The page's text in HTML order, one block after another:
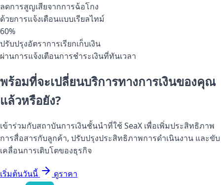
ลดการสูญเสียจากการฉ้อโกง
ด้วยการแจ้งเตือนแบบเรียลไทม์
60%
ปรับปรุงอัตราการเรียกเก็บเงิน
ผ่านการแจ้งเตือนการชำระเงินที่ทันเวลา
พร้อมที่จะเปลี่ยนบริการทางการเงินของคุณ
แล้วหรือยัง?
เข้าร่วมกับสถาบันการเงินชั้นนำที่ใช้ SeaX เพื่อเพิ่มประสิทธิภาพ
การสื่อสารกับลูกค้า, ปรับปรุงประสิทธิภาพการดำเนินงาน และขับ
เคลื่อนการเติบโตของธุรกิจ
เริ่มต้นวันนี้ ดูราคา